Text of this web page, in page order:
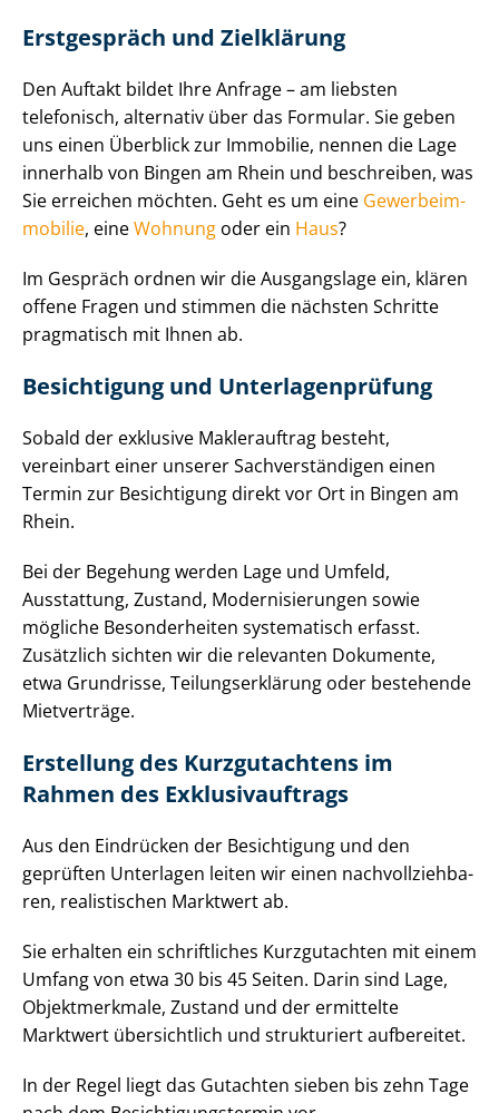
Erstgespräch und Zielklärung
Den Auftakt bildet Ihre Anfrage – am liebsten
telefonisch, alternativ über das Formular. Sie geben
uns einen Überblick zur Immobilie, nennen die Lage
innerhalb von Bingen am Rhein und beschreiben, was
Sie erreichen möchten. Geht es um eine Ge­wer­be­im­
mo­bi­lie, eineWohnung oder ein Haus?
Im Gespräch ordnen wir die Ausgangslage ein, klären
offene Fragen und stimmen die nächsten Schritte
pragmatisch mit Ihnen ab.
Besichtigung und Un­ter­la­gen­prü­fung
Sobald der exklusive Maklerauftrag besteht,
vereinbart einer unserer Sach­ver­stän­di­gen einen
Termin zur Besichtigung direkt vor Ort in Bingen am
Rhein.
Bei der Begehung werden Lage und Umfeld,
Ausstattung, Zustand, Mo­der­ni­sie­run­gen sowie
mögliche Besonderheiten systematisch erfasst.
Zusätzlich sichten wir die relevanten Dokumente,
etwa Grundrisse, Tei­lungs­er­klä­rung oder bestehende
Mietverträge.
Erstellung des Kurzgutachtens im
Rahmen des Ex­klu­siv­auf­trags
Aus den Eindrücken der Besichtigung und den
geprüften Unterlagen leiten wir einen nach­voll­zieh­ba­
ren, realistischen Marktwert ab.
Sie erhalten ein schriftliches Kurzgutachten mit einem
Umfang von etwa 30 bis 45 Seiten. Darin sind Lage,
Objektmerkmale, Zustand und der ermittelte
Marktwert übersichtlich und strukturiert aufbereitet.
In der Regel liegt das Gutachten sieben bis zehn Tage